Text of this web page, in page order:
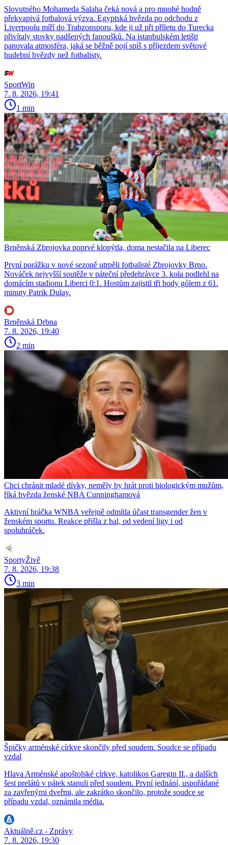
Slovutného Mohameda Salaha čeká nová a pro mnohé hodně
překvapivá fotbalová výzva. Egyptská hvězda po odchodu z
Liverpoolu míří do Trabzonsporu, kde ji už při příletu do Turecka
přivítaly stovky nadšených fanoušků. Na istanbulském letišti
panovala atmosféra, jaká se běžně pojí spíš s příjezdem světové
hudební hvězdy než fotbalisty.
SportWin
7. 8. 2026, 19:41
1 min
Brněnská Zbrojovka poprvé klopýtla, doma nestačila na Liberec
První porážku v nové sezoně utrpěli fotbalisté Zbrojovky Brno.
Nováček nejvyšší soutěže v páteční předehrávce 3. kola podlehl na
domácím stadionu Liberci 0:1. Hostům zajistil tři body gólem z 61.
minuty Patrik Dulay.
Brněnská Drbna
7. 8. 2026, 19:40
2 min
Chci chránit mladé dívky, neměly by hrát proti biologickým mužům,
říká hvězda ženské NBA Cunninghamová
Aktivní hráčka WNBA veřejně odmítla účast transgender žen v
ženském sportu. Reakce přišla z hal, od vedení ligy i od
spoluhráček.
SportyŽivě
7. 8. 2026, 19:38
3 min
Špičky arménské církve skončily před soudem. Soudce se případu
vzdal
Hlava Arménské apoštolské církve, katolikos Garegin II., a dalších
šest prelátů v pátek stanuli před soudem. První jednání, uspořádané
za zavřenými dveřmi, ale zakrátko skončilo, protože soudce se
případu vzdal, oznámila média.
Aktuálně.cz - Zprávy
7. 8. 2026, 19:30